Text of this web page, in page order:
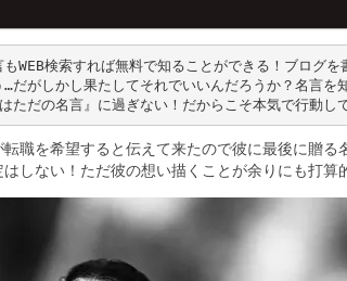
WEB検索すれば無料で知ることができる！ブログ
だがしかし果たしてそれでいいんだろうか？名言を
ただの名言』に過ぎない！だからこそ本気で行動し
職を希望すると伝えて来たので彼に最後に贈
はしない！ただ彼の想い描くことが余りにも打